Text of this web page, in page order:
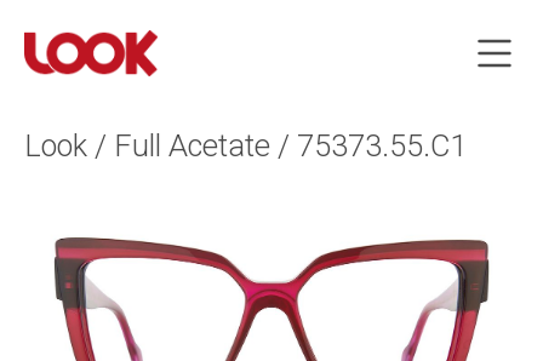
Look / Full Acetate / 75373.55.C1